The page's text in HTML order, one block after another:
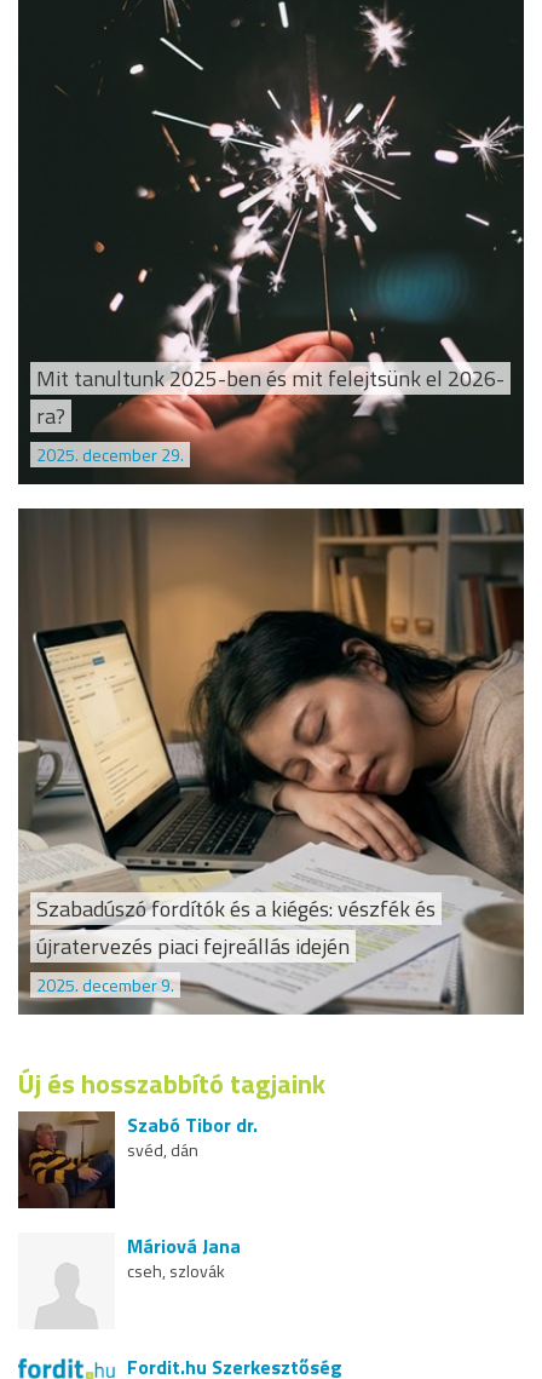
Mit tanultunk 2025-ben és mit felejtsünk el 2026-
ra?
2025. december 29.
Szabadúszó fordítók és a kiégés: vészfék és
újratervezés piaci fejreállás idején
2025. december 9.
Új és hosszabbító tagjaink
Szabó Tibor dr.
svéd, dán
Máriová Jana
cseh, szlovák
Fordit.hu Szerkesztőség